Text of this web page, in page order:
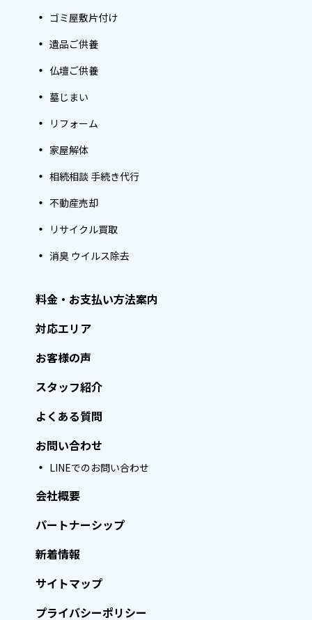
ゴミ屋敷片付け
遺品ご供養
仏壇ご供養
墓じまい
リフォーム
家屋解体
相続相談 手続き代行
不動産売却
リサイクル買取
消臭 ウイルス除去
料金・お支払い方法案内
対応エリア
お客様の声
スタッフ紹介
よくある質問
お問い合わせ
LINEでのお問い合わせ
会社概要
パートナーシップ
新着情報
サイトマップ
プライバシーポリシー